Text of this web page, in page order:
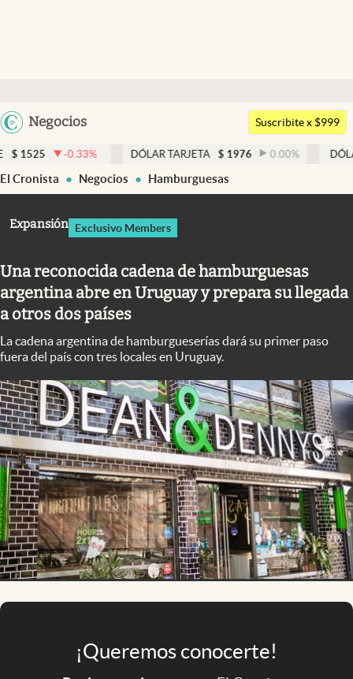
Argentina
Negocios
Members
Economía y Política
Finanzas y Mercados
Columnistas
Otras secciones
Infotechnology
Clase
Clima
Mundial 2026
Eventos Corporativos
El Cronista Studio
Mediakit
abre en nueva pestaña
Argentina
Suscribite x $999
-0.33% DÓLAR TARJETA $ 1976 0.00% DÓLAR MEP $
El Cronista Negocios Hamburguesas
Expansión Exclusivo Members
Una reconocida cadena de hamburguesas
argentina abre en Uruguay y prepara su llegada
a otros dos países
La cadena argentina de hamburgueserías dará su primer paso
fuera del país con tres locales en Uruguay.
¡Queremos conocerte!